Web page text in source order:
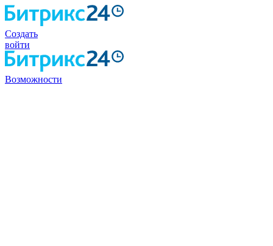
Создать
войти
Возможности